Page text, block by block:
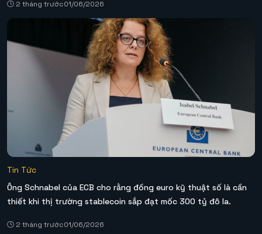
2 tháng trước01/06/2026
Tin Tức
Ông Schnabel của ECB cho rằng đồng euro kỹ thuật số là cần
thiết khi thị trường stablecoin sắp đạt mốc 300 tỷ đô la.
2 tháng trước01/06/2026